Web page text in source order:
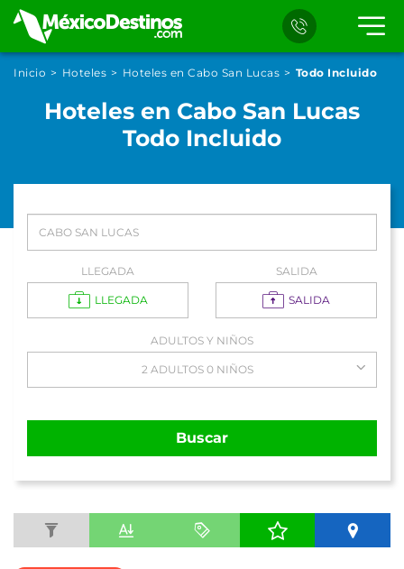
Inicio Hoteles Hoteles en Cabo San Lucas Todo Incluido
Hoteles en Cabo San Lucas
Todo Incluido
LLEGADA
LLEGADA
SALIDA
SALIDA
ADULTOS Y NIÑOS
2 ADULTOS 0 NIÑOS
Buscar